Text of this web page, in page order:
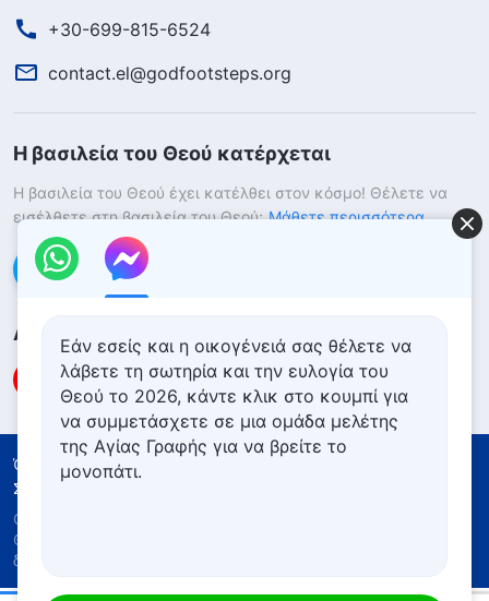
+30-699-815-6524
contact.el@godfootsteps.org
Η βασιλεία του Θεού κατέρχεται
Η βασιλεία του Θεού έχει κατέλθει στον κόσμο! Θέλετε να
εισέλθετε στη βασιλεία του Θεού; Μάθετε περισσότερα
Επικοινωνήστε μαζί μας μέσω Messenger
Ακολουθήστε μας
Όροι Χρήσης
Πολιτική απορρήτου
Συντελεστές
Copyright © 2026
Θεού
δικαιώματος.
Εάν εσείς και η οικογένειά σας θέλετε να
λάβετε τη σωτηρία και την ευλογία του
Θεού το 2026, κάντε κλικ στο κουμπί για
να συμμετάσχετε σε μια ομάδα μελέτης
της Αγίας Γραφής για να βρείτε το
μονοπάτι.